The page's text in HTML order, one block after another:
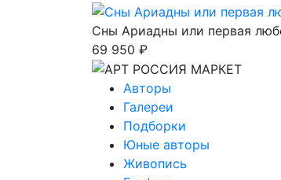
Сны Ариадны или первая
69 950 ₽
Авторы
Галереи
Подборки
Юные авторы
Живопись